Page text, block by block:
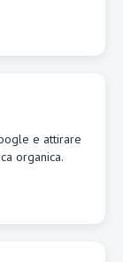
e attirare
organica.